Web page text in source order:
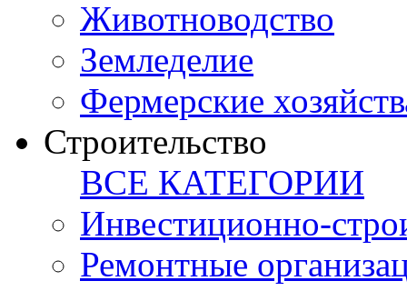
Животноводство
Земледелие
Фермерские
Строительство
ВСЕ КАТЕГОРИИ
Инвестиционно-
Ремонтные